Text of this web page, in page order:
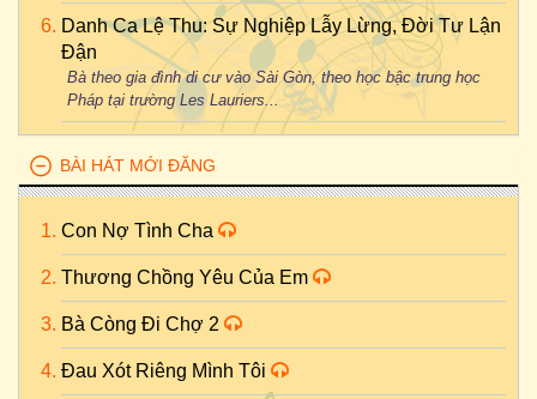
Danh Ca Lệ Thu: Sự Nghiệp Lẫy Lừng, Đời Tư Lận
Đận
Bà theo gia đình di cư vào Sài Gòn, theo học bậc trung học
Pháp tại trường Les Lauriers...
BÀI HÁT MỚI ĐĂNG
Con Nợ Tình Cha
Thương Chồng Yêu Của Em
Bà Còng Đi Chợ 2
Đau Xót Riêng Mình Tôi